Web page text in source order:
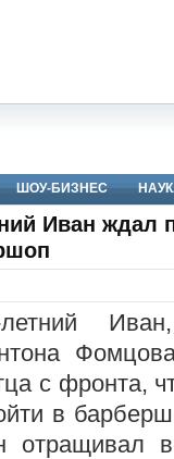
ШОУ-БИЗНЕС
Иван ждал
летний
с фронта,
в
отращивал